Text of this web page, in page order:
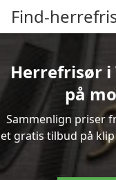
Find-
Herrefrisør i
på
Sammenlign priser
et gratis tilbud på